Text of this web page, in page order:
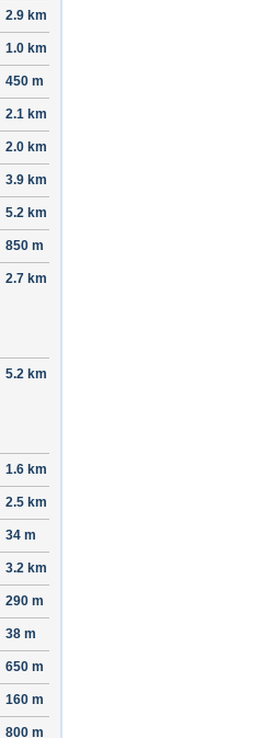
2.9 km
1.0 km
450 m
2.1 km
2.0 km
3.9 km
5.2 km
850 m
2.7 km
5.2 km
1.6 km
2.5 km
34 m
3.2 km
290 m
38 m
650 m
160 m
800 m